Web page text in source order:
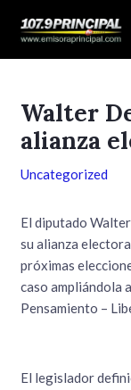
Walter
alianza
Uncategorized
El diputado
su alianza
próximas
caso ampliándola
Pensamiento –
El legislador
de